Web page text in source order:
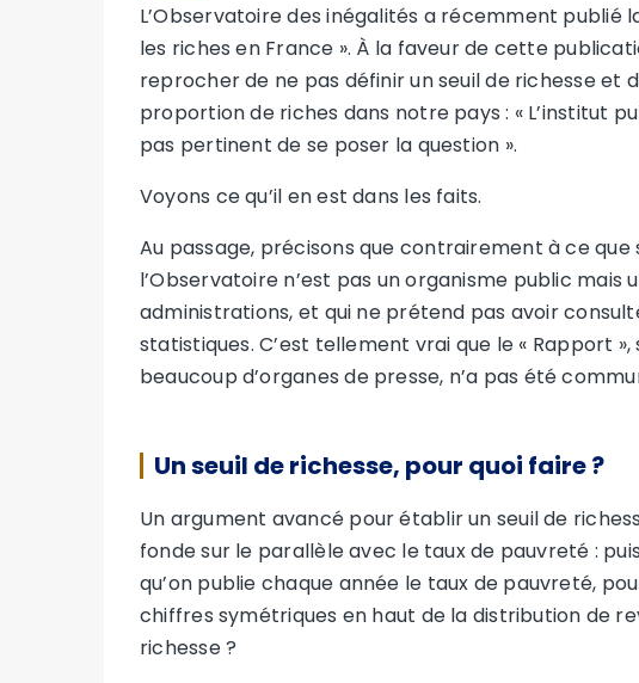
L’Observatoire des inégalités a récemment publié
les riches en France ». À la faveur de cette
reprocher de ne pas définir un seuil de richesse et
proportion de riches dans notre pays : « L’institut
pas pertinent de se poser la question ».
Voyons ce qu’il en est dans les faits.
Au passage, précisons que contrairement à ce
l’Observatoire n’est pas un organisme public
administrations, et qui ne prétend pas avoir
statistiques. C’est tellement vrai que le « Rapport
beaucoup d’organes de presse, n’a pas été
Un seuil de richesse, pour quoi faire ?
Un argument avancé pour établir un seuil de
fonde sur le parallèle avec le taux de pauvreté :
qu’on publie chaque année le taux de pauvreté,
chiffres symétriques en haut de la distribution de
richesse ?